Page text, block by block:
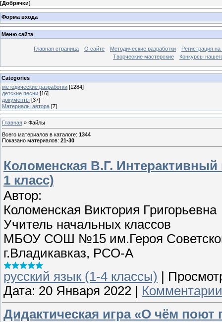
[Добрячки]
Форма входа
Меню сайта
Главная страница О сайте Методические разработки
Регистрация на
Творческие мастерские
Конкурсы
Categories
методические разработки [1284]
детские песни [16]
документы [37]
Материалы автора [7]
Главная » Файлы
Всего материалов в каталоге: 1344
Показано материалов: 21-30
Коломенская В.Г.
1 класс)
Автор:
Коломенская Виктория Григорьевна
Учитель начальных классов
МБОУ СОШ №15 им.Героя
г.Владикавказ, РСО-А
русский язык (1-4 классы) |
Дата: 20 Января 2022 |
Дидактическая игра «О чём